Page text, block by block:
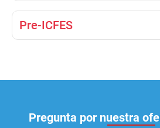
Pre-ICFES
Pregunta por nuestra